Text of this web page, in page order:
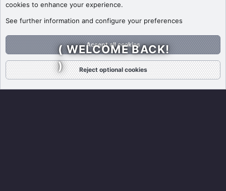
cookies to enhance your experience.
See further information and configure your preferences
Accept all cookies
Reject optional cookies
( WELCOME BACK!
)